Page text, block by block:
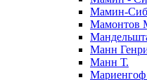
Мамин-
Мамонтов
Манн
Манн Т.